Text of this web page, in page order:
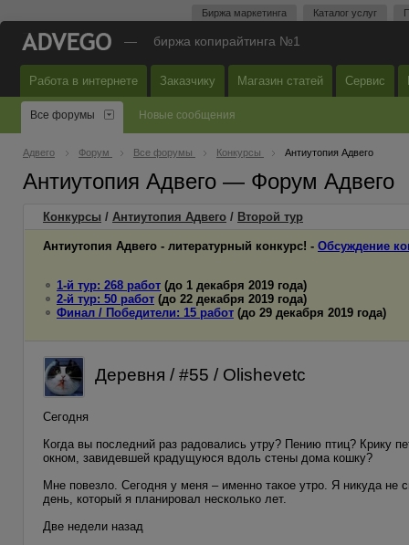
Биржа маркетинга Каталог услуг
— биржа копирайтинга №1
Работа в интернете Заказчику Магазин статей Сервис
Все форумы Новые сообщения
Адвего Форум Все форумы Конкурсы Антиутопия Адвего
Антиутопия Адвего — Форум Адвего
Конкурсы / Антиутопия Адвего / Второй тур
Антиутопия Адвего - литературный конкурс! - Обсуждение
1-й тур: 268 работ (до 1 декабря 2019 года)
2-й тур: 50 работ (до 22 декабря 2019 года)
Финал / Победители: 15 работ (до 29 декабря 2019 года)
Деревня / #55 / Olishevetc
Сегодня
Когда вы последний раз радовались утру? Пению птиц? Крику
окном, завидевшей крадущуюся вдоль стены дома кошку?
Мне повезло. Сегодня у меня – именно такое утро. Я никуда не
день, который я планировал несколько лет.
Две недели назад